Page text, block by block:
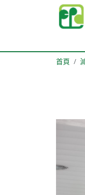
Skip to main content
首頁
Body